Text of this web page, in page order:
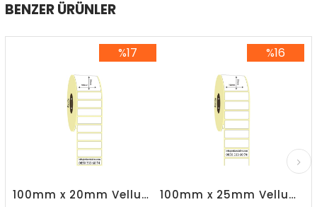
BENZER ÜRÜNLER
100mm x 20mm Vellum Etiket
%17
100mm x 25mm Vellum Etiket
%16